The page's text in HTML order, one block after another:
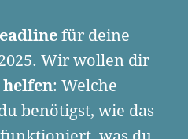
Muster
für deine
Wir wollen dir
: Welche
benötigst, wie das